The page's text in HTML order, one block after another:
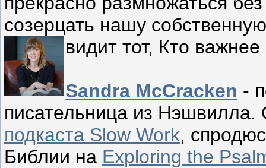
созерцать нашу
видит тот, Кто важнее
Sandra McCracken -
писательница из Нэшвилла.
подкаста Slow Work,
Библии на Exploring the